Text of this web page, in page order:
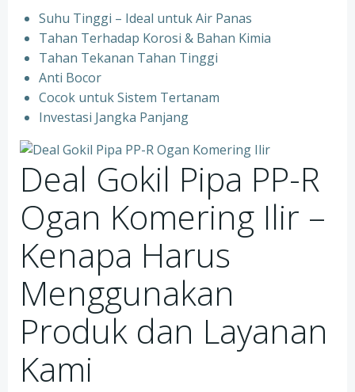
Suhu Tinggi – Ideal untuk Air Panas
Tahan Terhadap Korosi & Bahan Kimia
Tahan Tekanan Tahan Tinggi
Anti Bocor
Cocok untuk Sistem Tertanam
Investasi Jangka Panjang
Deal Gokil Pipa PP-R
Ogan Komering Ilir –
Kenapa Harus
Menggunakan
Produk dan Layanan
Kami